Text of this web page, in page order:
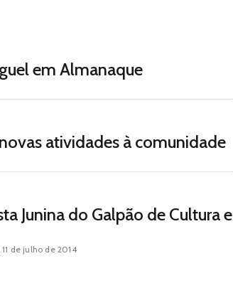
em Almanaque
atividades à comunidade
Junina do Galpão de Cultura e
11 de julho de 2014